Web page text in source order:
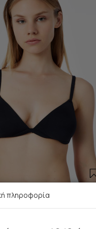
Γυναικείο Σουτιέν με
ενίσχυση
πληροφορία